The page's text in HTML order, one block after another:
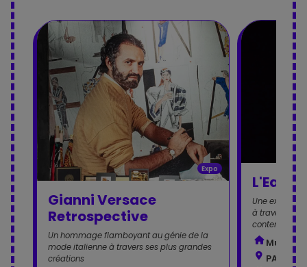
Expo
Gianni Versace
Retrospective
Un hommage flamboyant au génie de la
mode italienne à travers ses plus grandes
créations
L'Eau
Une
à travers un
Musée
PARIS -